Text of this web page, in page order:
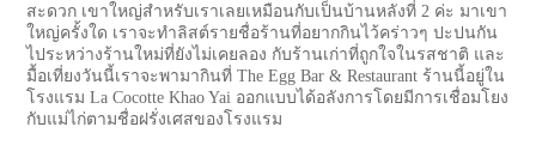
สะดวก เขาใหญ่สำหรับเราเลยเหมือนกับเป็นบ้านหลังที่ 2 ค่ะ มาเขา
ใหญ่ครั้งใด เราจะทำลิสต์รายชื่อร้านที่อยากกินไว้คร่าวๆ ปะปนกัน
ไประหว่างร้านใหม่ที่ยังไม่เคยลอง กับร้านเก่าที่ถูกใจในรสชาติ และ
มื้อเที่ยงวันนี้เราจะพามากินที่ The Egg Bar & Restaurant ร้านนี้อยู่ใน
โรงแรม La Cocotte Khao Yai ออกแบบได้อลังการโดยมีการเชื่อมโยง
กับแม่ไก่ตามชื่อฝรั่งเศสของโรงแรม